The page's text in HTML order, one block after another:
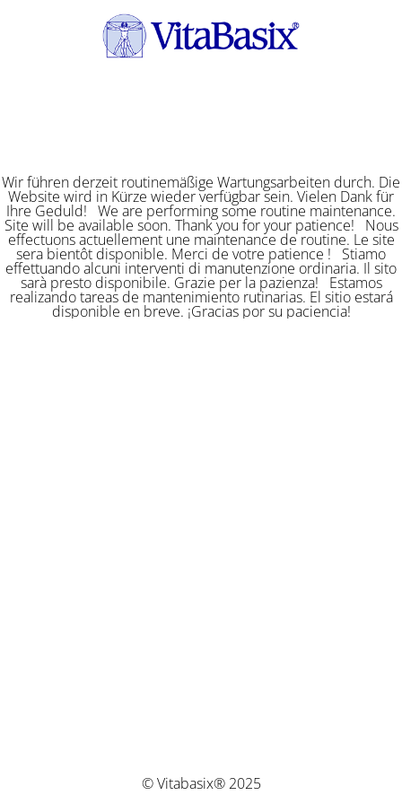
Wir führen derzeit routinemäßige Wartungsarbeiten durch. Die
Website wird in Kürze wieder verfügbar sein. Vielen Dank für
Ihre Geduld! We are performing some routine maintenance.
Site will be available soon. Thank you for your patience! Nous
effectuons actuellement une maintenance de routine. Le site
sera bientôt disponible. Merci de votre patience ! Stiamo
effettuando alcuni interventi di manutenzione ordinaria. Il sito
sarà presto disponibile. Grazie per la pazienza! Estamos
realizando tareas de mantenimiento rutinarias. El sitio estará
disponible en breve. ¡Gracias por su paciencia!
© Vitabasix® 2025